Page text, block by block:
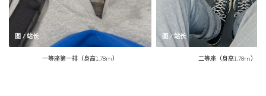
图 / 站长
一等座第一排（身高1.78m）
图 / 站长
二等座（身高1.78m）